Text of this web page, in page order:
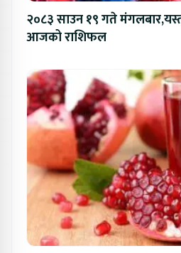
२०८३ साउन १९ गते
आजको राशिफल